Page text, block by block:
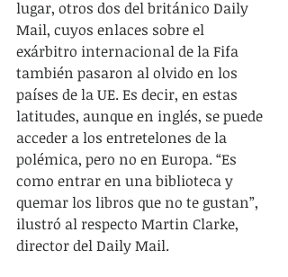
lugar, otros dos del británico Daily
Mail, cuyos enlaces sobre el
exárbitro internacional de la Fifa
también pasaron al olvido en los
países de la UE. Es decir, en estas
latitudes, aunque en inglés, se puede
acceder a los entretelones de la
polémica, pero no en Europa. “Es
como entrar en una biblioteca y
quemar los libros que no te gustan”,
ilustró al respecto Martin Clarke,
director del Daily Mail.